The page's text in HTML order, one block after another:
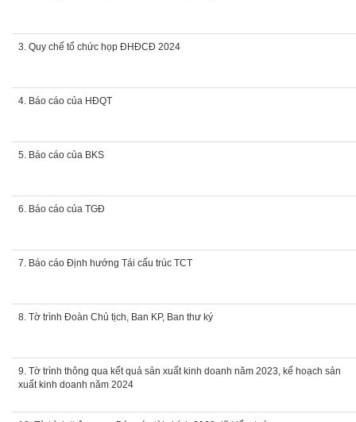
3. Quy chế tổ chức họp ĐHĐCĐ 2024
4. Báo cáo của HĐQT
5. Báo cáo của BKS
6. Báo cáo của TGĐ
7. Báo cáo Định hướng Tái cấu trúc TCT
8. Tờ trình Đoàn Chủ tịch, Ban KP, Ban thư ký
9. Tờ trình thông qua kết quả sản xuất kinh doanh năm 2023, kế hoạch sản
xuất kinh doanh năm 2024